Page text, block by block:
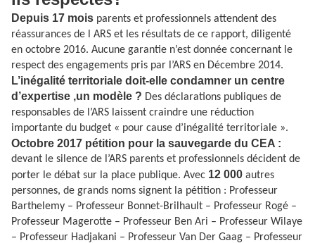
Depuis 17 mois parents et professionnels attendent des
réassurances de l ARS et les résultats de ce rapport, diligenté
en octobre 2016. Aucune garantie n’est donnée concernant le
respect des engagements pris par l’ARS en Décembre 2014.
L’inégalité territoriale doit-elle condamner un centre
d’expertise ,un modèle ? Des déclarations publiques de
responsables de l’ARS laissent craindre une réduction
importante du budget « pour cause d’inégalité territoriale ».
Octobre 2017 pétition pour la sauvegarde du CEA :
devant le silence de l’ARS parents et professionnels décident de
porter le débat sur la place publique. Avec 12 000 autres
personnes, de grands noms signent la pétition : Professeur
Barthelemy – Professeur Bonnet-Brilhault – Professeur Rogé –
Professeur Magerotte – Professeur Ben Ari – Professeur Wilaye
– Professeur Hadjakani – Professeur Van Der Gaag – Professeur